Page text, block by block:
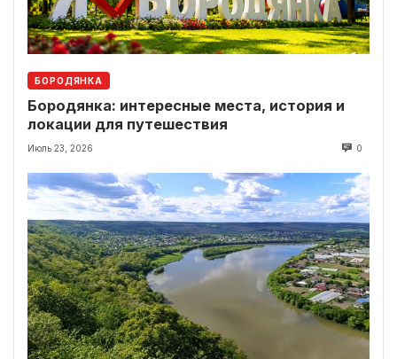
БОРОДЯНКА
Бородянка: интересные места, история и
локации для путешествия
Июль 23, 2026 0